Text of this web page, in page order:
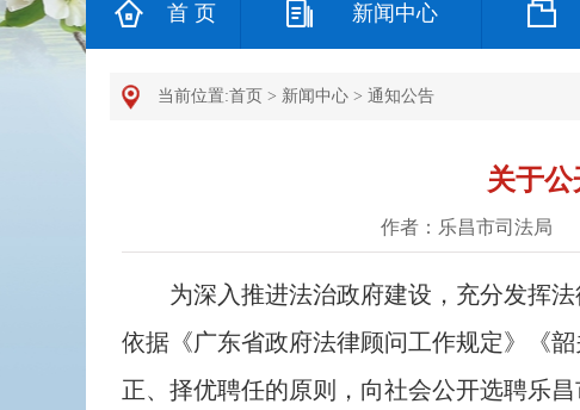
首 页 新闻中心
当前位置:首页 > 新闻中心 > 通知公告
关于
作者：乐昌市司法局
为深入推进法治政府建设，充分发挥法
依据《广东省政府法律顾问工作规定》《
正、择优聘任的原则，向社会公开选聘乐